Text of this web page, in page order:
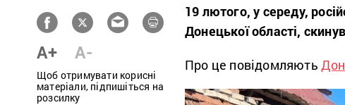
A+ A-
Щоб отримувати корисні
матеріали, підпишіться на
розсилку
19 лютого, у середу,
Донецької області,
Про це повідомляють